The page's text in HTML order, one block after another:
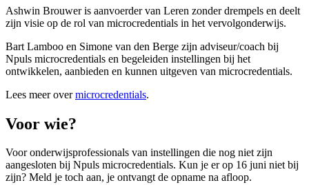
Ashwin Brouwer is aanvoerder van Leren zonder drempels en deelt
zijn visie op de rol van microcredentials in het vervolgonderwijs.
Bart Lamboo en Simone van den Berge zijn adviseur/coach bij
Npuls microcredentials en begeleiden instellingen bij het
ontwikkelen, aanbieden en kunnen uitgeven van microcredentials.
Lees meer overmicrocredentials.
Voor wie?
Voor onderwijsprofessionals van instellingen die nog niet zijn
aangesloten bij Npuls microcredentials. Kun je er op 16 juni niet bij
zijn? Meld je toch aan, je ontvangt de opname na afloop.